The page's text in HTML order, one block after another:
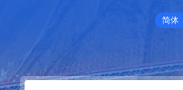
简体